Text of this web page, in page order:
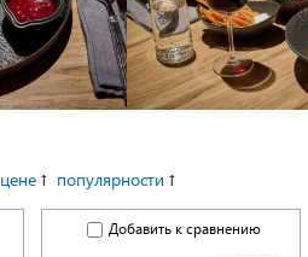
цене популярности
Добавить к сравнению